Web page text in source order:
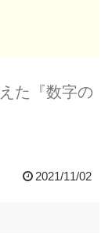
た『数字の
2021/11/02